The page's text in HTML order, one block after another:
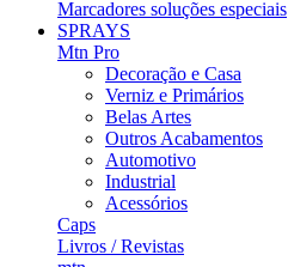
Marcadores soluções especiais
SPRAYS
Mtn Pro
Decoração e Casa
Verniz e Primários
Belas Artes
Outros Acabamentos
Automotivo
Industrial
Acessórios
Caps
Livros / Revistas